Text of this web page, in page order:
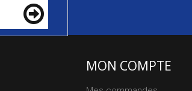
MON COMPTE